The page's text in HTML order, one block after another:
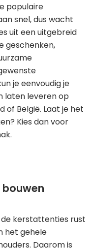
populaire
snel, dus wacht
uit een uitgebreid
geschenken,
je eenvoudig je
laten leveren op
of België. Laat je het
Kies dan voor
bouwen
kerstattenties rust
het gehele
Daarom is